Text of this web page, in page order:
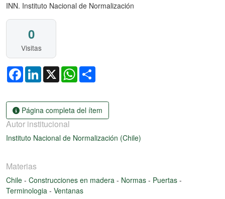
INN. Instituto Nacional de Normalización
0
Visitas
FacebookLinkedIn
X WhatsApp
Página completa del ítem
Autor institucional
Instituto Nacional de Normalización (Chile)
Materias
Chile - Construcciones en madera - Normas - Puertas -
Terminologia - Ventanas